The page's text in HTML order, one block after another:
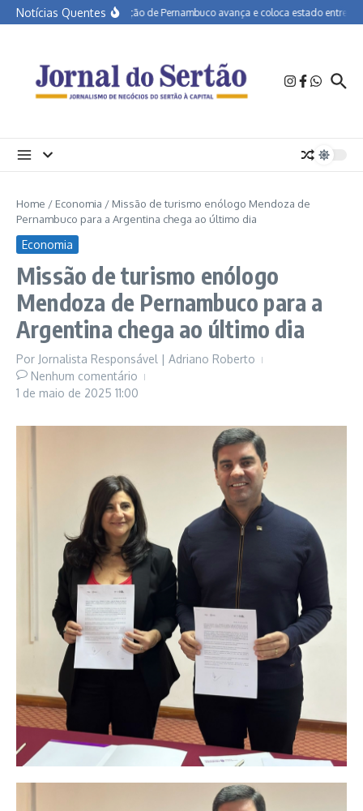
Ir para o conteúdo
Notícias QuentesEducação de Pernambuco avança e coloca estado entre os
Home / Economia / Missão de turismo enólogo Mendoza de
Pernambuco para a Argentina chega ao último dia
Economia
Missão de turismo enólogo
Mendoza de Pernambuco para a
Argentina chega ao último dia
Por Jornalista Responsável | Adriano Roberto
Nenhum comentário
1 de maio de 2025 11:00